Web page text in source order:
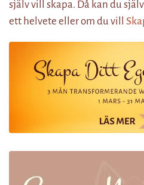
själv vill skapa. Då kan du
ett helvete eller om du vill